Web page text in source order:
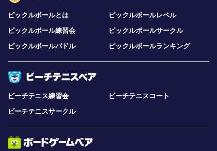
ピックルボールとは
ピックルボールレベル
ピックルボール練習会
ピックルボールサークル
ピックルボールパドル
ピックルボールランキング
ビーチテニス練習会
ビーチテニスコート
ビーチテニスサークル